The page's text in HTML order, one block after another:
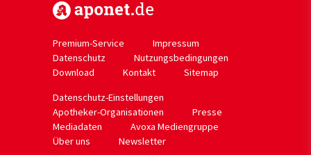
Premium-Service
Impressum
Datenschutz
Nutzungsbedingungen
Download
Kontakt
Sitemap
Datenschutz-Einstellungen
Apotheker-Organisationen
Presse
Mediadaten
Avoxa Mediengruppe
Über uns
Newsletter